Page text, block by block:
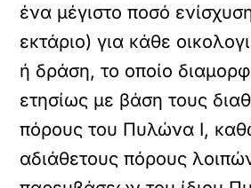
ένα μέγιστο ποσό
εκτάριο) για κάθε
ή δράση, το οποίο
ετησίως με βάση τους
πόρους του Πυλώνα Ι,
αδιάθετους πόρους